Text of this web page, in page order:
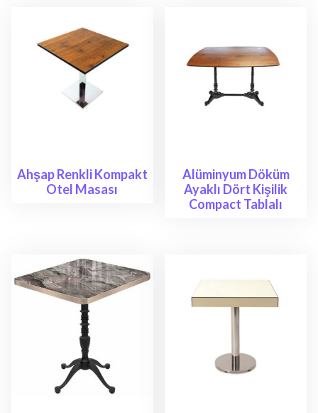
Ahşap Renkli Kompakt
Otel Masası
Alüminyum Döküm
Ayaklı Dört Kişilik
Compact Tablalı